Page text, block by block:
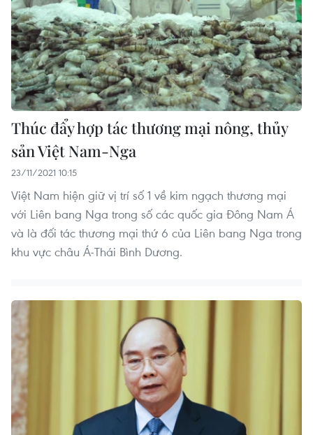
Thúc đẩy hợp tác thương mại nông, thủy
sản Việt Nam-Nga
23/11/2021 10:15
Việt Nam hiện giữ vị trí số 1 về kim ngạch thương mại
với Liên bang Nga trong số các quốc gia Đông Nam Á
và là đối tác thương mại thứ 6 của Liên bang Nga trong
khu vực châu Á-Thái Bình Dương.